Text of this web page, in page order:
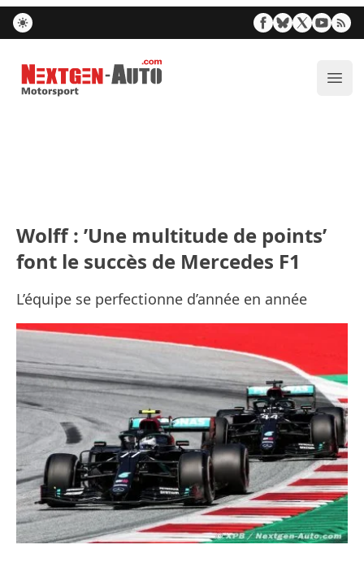
Nextgen-Auto.com
Wolff : ’Une multitude de points’
font le succès de Mercedes F1
L’équipe se perfectionne d’année en année